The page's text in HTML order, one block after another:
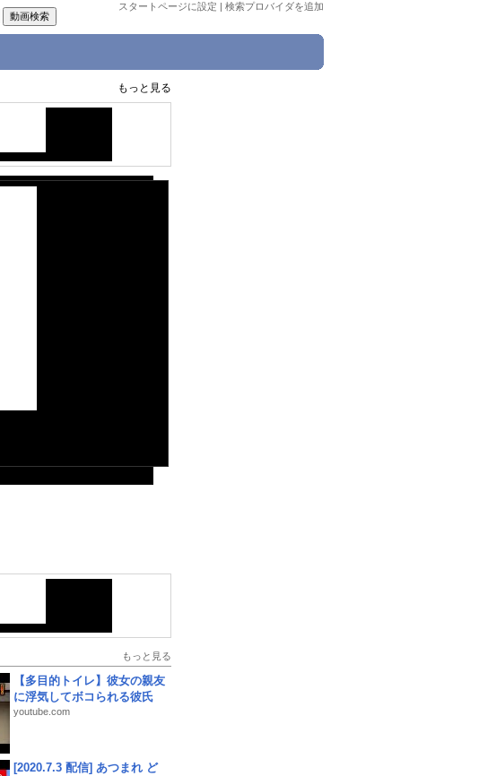
スタートページに設定 | 検索プロバイダを追加
もっと見る
もっと見る
【多目的トイレ】彼女の親友
に浮気してボコられる彼氏
youtube.com
[2020.7.3 配信] あつまれ ど